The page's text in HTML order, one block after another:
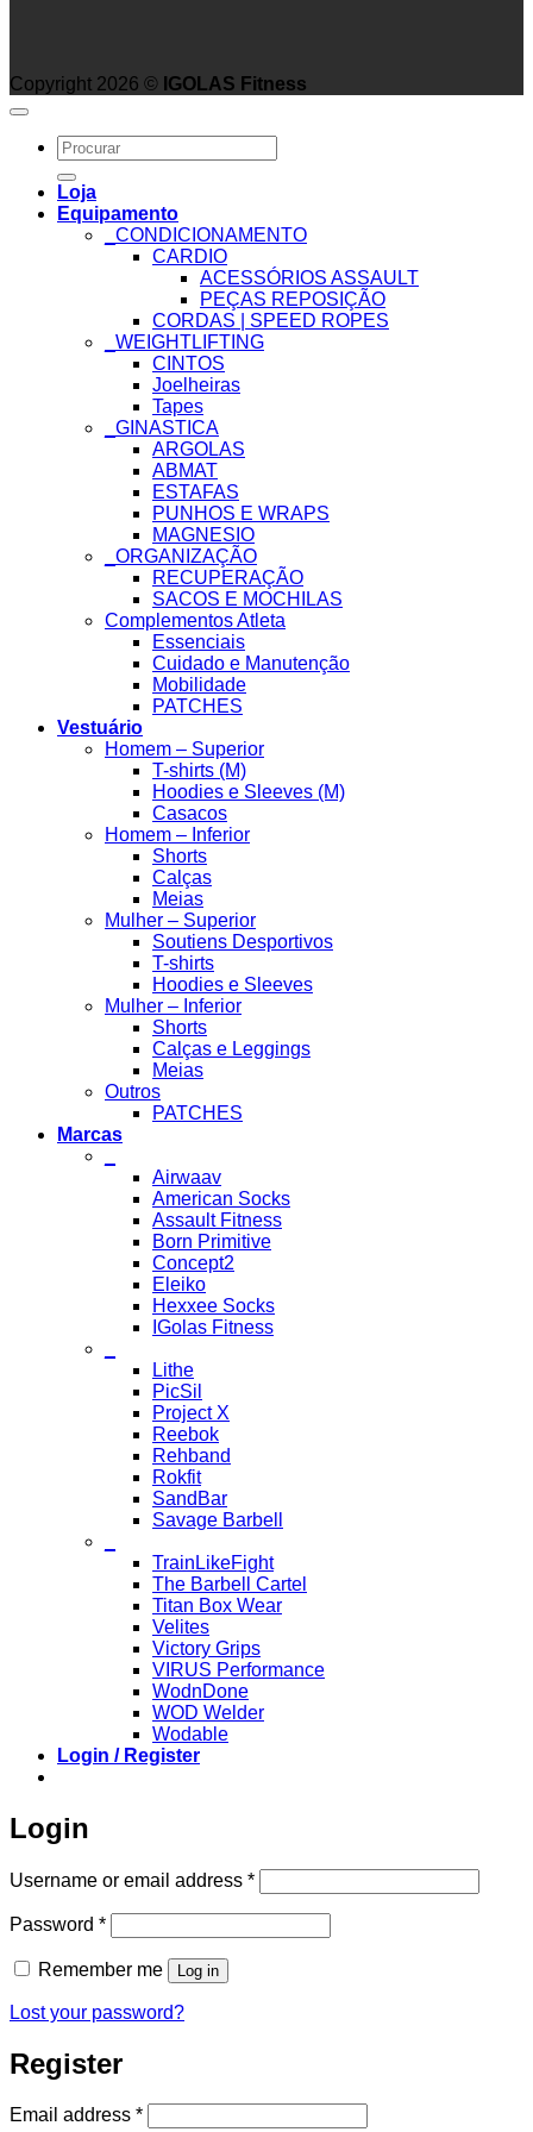
Copyright 2026 © IGOLAS Fitness
Search
for:
Loja
Equipamento
_CONDICIONAMENTO
CARDIO
ACESSÓRIOS ASSAULT
PEÇAS REPOSIÇÃO
CORDAS | SPEED ROPES
_WEIGHTLIFTING
CINTOS
Joelheiras
Tapes
_GINASTICA
ARGOLAS
ABMAT
ESTAFAS
PUNHOS E WRAPS
MAGNESIO
_ORGANIZAÇÃO
RECUPERAÇÃO
SACOS E MOCHILAS
Complementos Atleta
Essenciais
Cuidado e Manutenção
Mobilidade
PATCHES
Vestuário
Homem – Superior
T-shirts (M)
Hoodies e Sleeves (M)
Casacos
Homem – Inferior
Shorts
Calças
Meias
Mulher – Superior
Soutiens Desportivos
T-shirts
Hoodies e Sleeves
Mulher – Inferior
Shorts
Calças e Leggings
Meias
Outros
PATCHES
Marcas
Airwaav
American Socks
Assault Fitness
Born Primitive
Concept2
Eleiko
Hexxee Socks
IGolas Fitness
Lithe
PicSil
Project X
Reebok
Rehband
Rokfit
SandBar
Savage Barbell
TrainLikeFight
The Barbell Cartel
Titan Box Wear
Velites
Victory Grips
VIRUS Performance
WodnDone
WOD Welder
Wodable
Login / Register
Login
Username or email address *Required
Password *Required
Remember me Log in
Lost your password?
Register
Email address *Required